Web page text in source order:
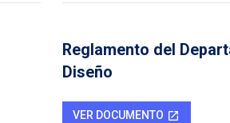
Reglamento del
Diseño
VER DOCUMENTO open_in_new